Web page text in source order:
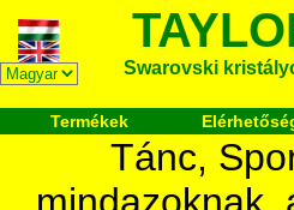
Swarovski
Termékek
Tánc,